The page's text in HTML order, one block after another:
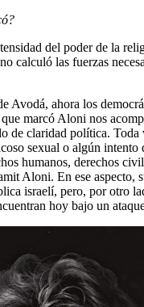
del poder de la
calculó las fuerzas
Avodá, ahora los
marcó Aloni nos
de claridad política. Toda
sexual o algún intento
humanos, derechos
Aloni. En ese aspecto,
israelí, pero, por otro
hoy bajo un